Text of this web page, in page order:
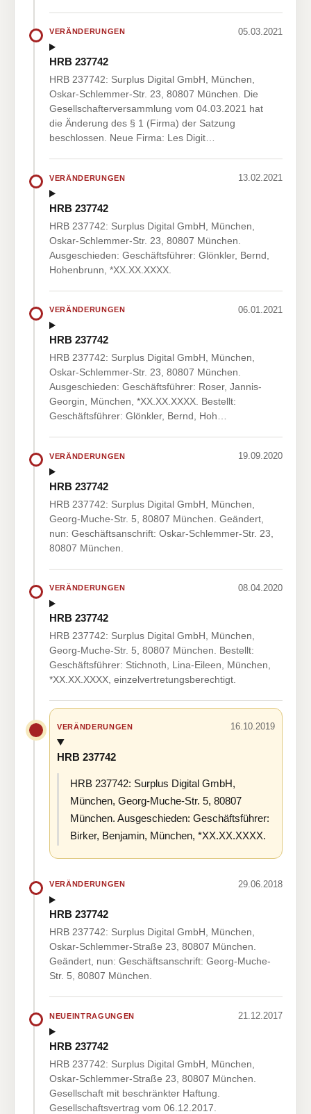
VERÄNDERUNGEN 05.03.2021
HRB 237742
HRB 237742: Surplus Digital GmbH, München,
Oskar-Schlemmer-Str. 23, 80807 München. Die
Gesellschafterversammlung vom 04.03.2021 hat
die Änderung des § 1 (Firma) der Satzung
beschlossen. Neue Firma: Les Digit…
VERÄNDERUNGEN 13.02.2021
HRB 237742
HRB 237742: Surplus Digital GmbH, München,
Oskar-Schlemmer-Str. 23, 80807 München.
Ausgeschieden: Geschäftsführer: Glönkler, Bernd,
Hohenbrunn, *XX.XX.XXXX.
VERÄNDERUNGEN 06.01.2021
HRB 237742
HRB 237742: Surplus Digital GmbH, München,
Oskar-Schlemmer-Str. 23, 80807 München.
Ausgeschieden: Geschäftsführer: Roser, Jannis-
Georgin, München, *XX.XX.XXXX. Bestellt:
Geschäftsführer: Glönkler, Bernd, Hoh…
VERÄNDERUNGEN 19.09.2020
HRB 237742
HRB 237742: Surplus Digital GmbH, München,
Georg-Muche-Str. 5, 80807 München. Geändert,
nun: Geschäftsanschrift: Oskar-Schlemmer-Str. 23,
80807 München.
VERÄNDERUNGEN 08.04.2020
HRB 237742
HRB 237742: Surplus Digital GmbH, München,
Georg-Muche-Str. 5, 80807 München. Bestellt:
Geschäftsführer: Stichnoth, Lina-Eileen, München,
*XX.XX.XXXX, einzelvertretungsberechtigt.
VERÄNDERUNGEN 16.10.2019
HRB 237742
HRB 237742: Surplus Digital GmbH,
München, Georg-Muche-Str. 5, 80807
München. Ausgeschieden: Geschäftsführer:
Birker, Benjamin, München, *XX.XX.XXXX.
VERÄNDERUNGEN 29.06.2018
HRB 237742
HRB 237742: Surplus Digital GmbH, München,
Oskar-Schlemmer-Straße 23, 80807 München.
Geändert, nun: Geschäftsanschrift: Georg-Muche-
Str. 5, 80807 München.
NEUEINTRAGUNGEN 21.12.2017
HRB 237742
HRB 237742: Surplus Digital GmbH, München,
Oskar-Schlemmer-Straße 23, 80807 München.
Gesellschaft mit beschränkter Haftung.
Gesellschaftsvertrag vom 06.12.2017.